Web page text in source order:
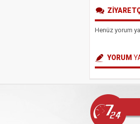
Henüz yorum
YORUM